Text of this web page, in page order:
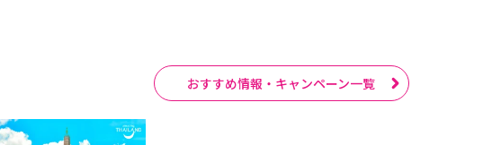
おすすめ情報・キャンペーン一覧